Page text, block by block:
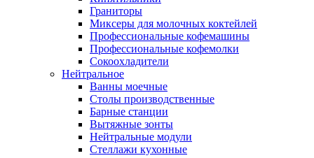
Граниторы
Миксеры для молочных коктейлей
Профессиональные кофемашины
Профессиональные кофемолки
Сокоохладители
Нейтральное
Ванны моечные
Столы производственные
Барные станции
Вытяжные зонты
Нейтральные модули
Стеллажи кухонные